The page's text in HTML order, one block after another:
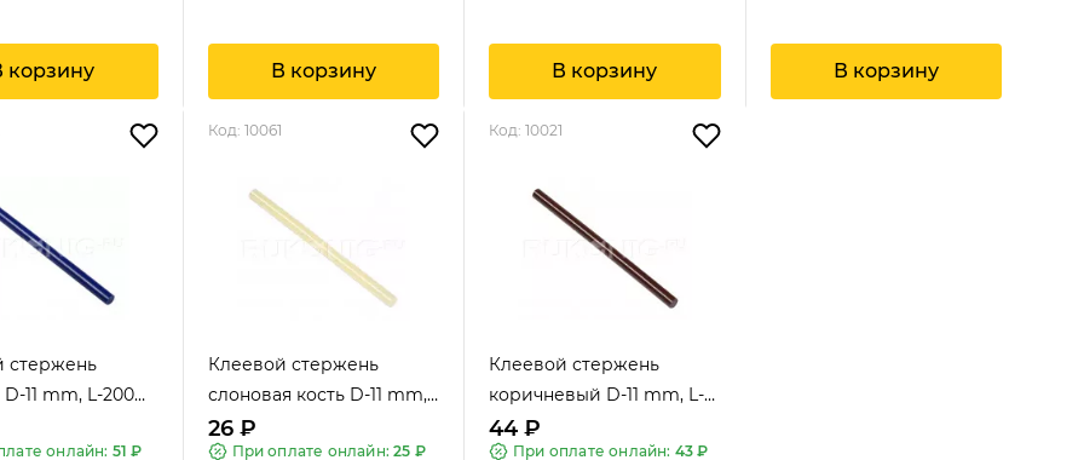
корзину
A.S.Exclusiv
В корзину
A.S.Exclusiv
В корзину
A.S.Exclusiv
В корзину
стержень
11 mm, L-200
онлайн: 51 ₽
Код: 10061
Клеевой стержень
слоновая кость D-11 mm,
L-20...
26 ₽
При оплате онлайн:25 ₽
Код: 10021
Клеевой стержень
коричневый D-11 mm, L-
200 mm
44 ₽
При оплате онлайн: 43 ₽